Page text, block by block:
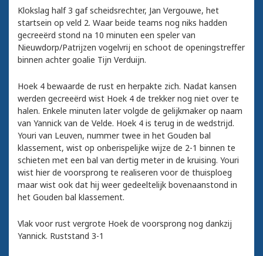
Klokslag half 3 gaf scheidsrechter, Jan Vergouwe, het
startsein op veld 2. Waar beide teams nog niks hadden
gecreeërd stond na 10 minuten een speler van
Nieuwdorp/Patrijzen vogelvrij en schoot de openingstreffer
binnen achter goalie Tijn Verduijn.
Hoek 4 bewaarde de rust en herpakte zich. Nadat kansen
werden gecreeërd wist Hoek 4 de trekker nog niet over te
halen. Enkele minuten later volgde de gelijkmaker op naam
van Yannick van de Velde. Hoek 4 is terug in de wedstrijd.
Youri van Leuven, nummer twee in het Gouden bal
klassement, wist op onberispelijke wijze de 2-1 binnen te
schieten met een bal van dertig meter in de kruising. Youri
wist hier de voorsprong te realiseren voor de thuisploeg
maar wist ook dat hij weer gedeeltelijk bovenaanstond in
het Gouden bal klassement.
Vlak voor rust vergrote Hoek de voorsprong nog dankzij
Yannick. Ruststand 3-1